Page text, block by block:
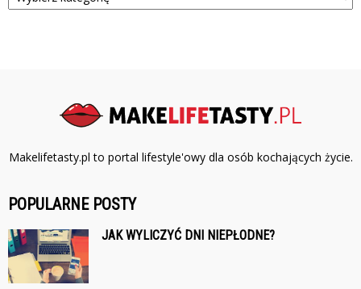
Makelifetasty.pl to portal lifestyle'owy dla osób kochających życie.
POPULARNE POSTY
JAK WYLICZYĆ DNI NIEPŁODNE?